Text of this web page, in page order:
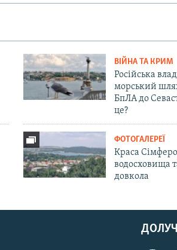
ВІЙНА ТА КРИМ
Російська
морський
БпЛА до
це?
ФОТОГАЛЕРЕЇ
Краса
водосховища
довкола